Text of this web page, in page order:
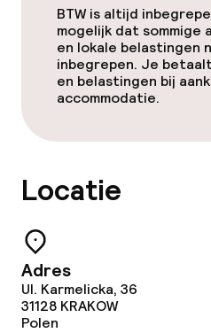
Ontbijt à la carte
Roomservice
Beleid
BTW is altijd
mogelijk dat sommige
en lokale belastingen
inbegrepen. Je
en belastingen bij
accommodatie.
Locatie
Adres
Ul. Karmelicka, 36
31128 KRAKOW
Polen